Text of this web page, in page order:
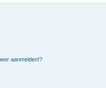
aanmelden!?